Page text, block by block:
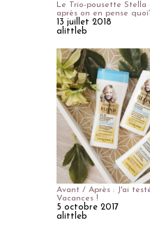
Le Trio-pousette
après on en pense
13 juillet 2018
alittleb
Avant / Après : J'ai
Vacances !
5 octobre 2017
alittleb